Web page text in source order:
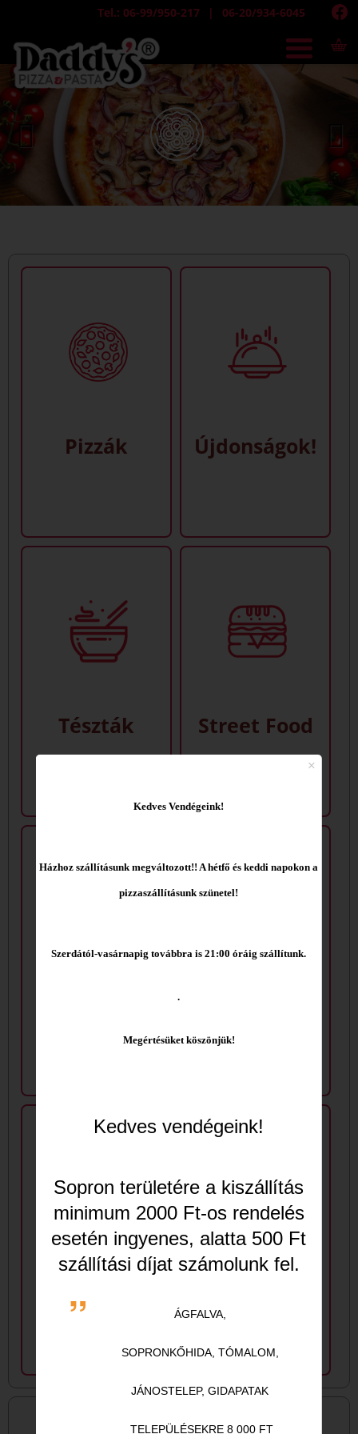
Tel.: 06-99/950-217 06-20/934-6045
Pizzák Újdonságok!
Tészták Street Food
Kedves Vendégeink!
Házhoz szállításunk megváltozott!! A hétfő és keddi napokon a
pizzaszállításunk szünetel!
Szerdától-vasárnapig továbbra is 21:00 óráig szállítunk.
.
Megértésüket köszönjük!
Kedves vendégeink!
Sopron területére a kiszállítás
minimum 2000 Ft-os rendelés
esetén ingyenes, alatta 500 Ft
szállítási díjat számolunk fel.
ÁGFALVA,
SOPRONKŐHIDA, TÓMALOM,
JÁNOSTELEP, GIDAPATAK
TELEPÜLÉSEKRE 8 000 FT